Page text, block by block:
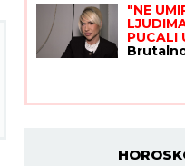
liče!
otac
znaju
"NE
PUCALI
"Znali